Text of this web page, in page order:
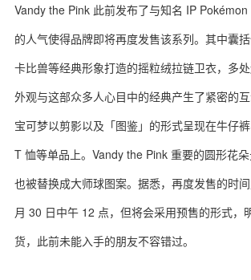
Vandy the Pink 此前发布了与知名 IP
的人气使得品牌即将再度发售该系列。其中囊括
卡比兽等经典形象打造的摇粒绒拉链卫衣，多
外观与这部众多人心目中的经典产生了紧密的
宝可梦以剪影以及「图鉴」的形式呈现在牛仔裤
T 恤等单品上。Vandy the Pink 重要的圆形花
也被替换成大师球图案。据悉，再度发售的时
月 30 日中午 12 点，但将会采用预售的形式，
货，此前未能入手的朋友不容错过。